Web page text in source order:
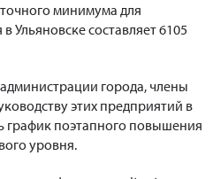
минимума для
Ульяновске составляет 6105
города, члены
этих предприятий в
график поэтапного повышения
уровня.